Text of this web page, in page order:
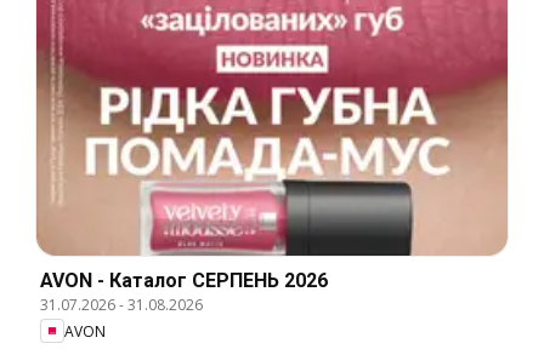
AVON - Каталог СЕРПЕНЬ 2026
31.07.2026-31.08.2026
AVON